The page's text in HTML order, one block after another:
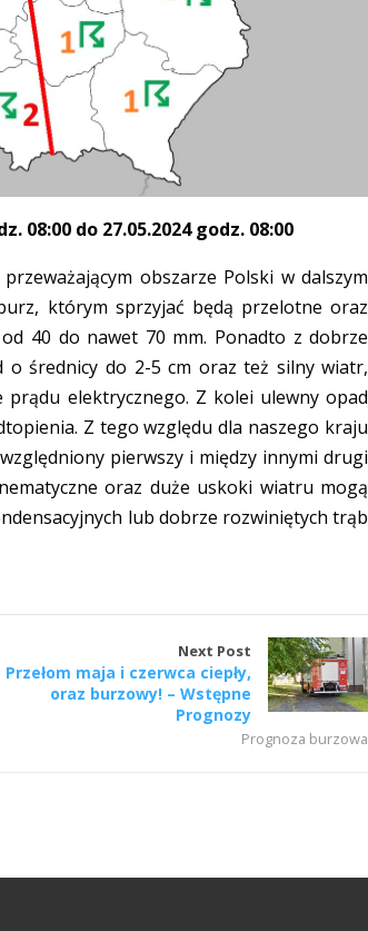
08:00 do 27.05.2024 godz. 08:00
obszarze Polski w dalszym
którym sprzyjać będą przelotne oraz
40 do nawet 70 mm. Ponadto z dobrze
średnicy do 2-5 cm oraz też silny wiatr,
elektrycznego. Z kolei ulewny opad
Z tego względu dla naszego kraju
pierwszy i między innymi drugi
oraz duże uskoki wiatru mogą
lub dobrze rozwiniętych trąb
Next Post
Przełom maja i czerwca ciepły,
oraz burzowy! – Wstępne
Prognozy
Prognoza burzowa